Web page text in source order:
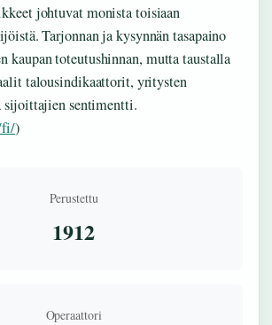
johtuvat monista toisiaan
Tarjonnan ja kysynnän tasapaino
kaupan toteutushinnan, mutta taustalla
talousindikaattorit, yritysten
sijoittajien sentimentti.
fi/)
Perustettu
1912
Operaattori